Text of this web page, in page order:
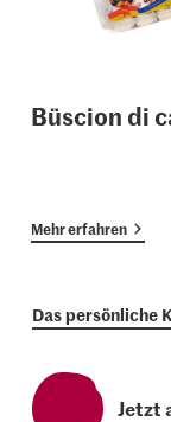
Büscion di
Mehr erfahren
Das persönliche
Jetzt